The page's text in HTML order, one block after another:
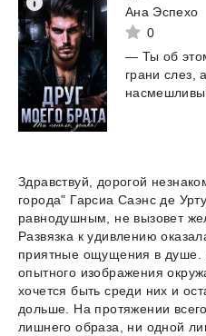
Ана Эспехо
0
— Ты об
грани слез, а
Здравствуй, дорогой
города" Гарсиа Саэнс де
равнодушным, не вызовет
Развязка к удивлению
приятные ощущения в душе.
опытного изображения
хочется быть среди них и
дольше. На протяжении
лишнего образа, ни одной